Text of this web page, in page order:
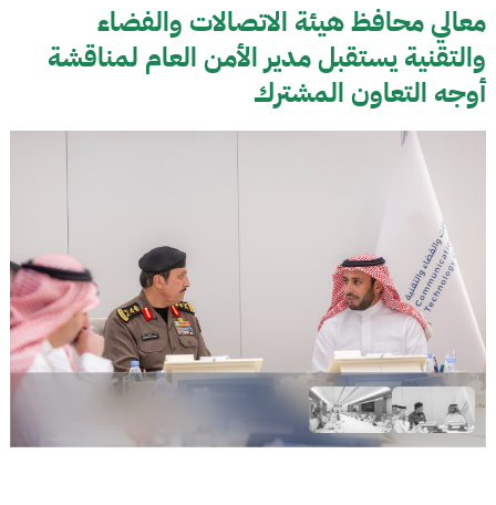
معالي محافظ هيئة الاتصالات والفضاء
والتقنية يستقبل مدير الأمن العام لمناقشة
أوجه التعاون المشترك